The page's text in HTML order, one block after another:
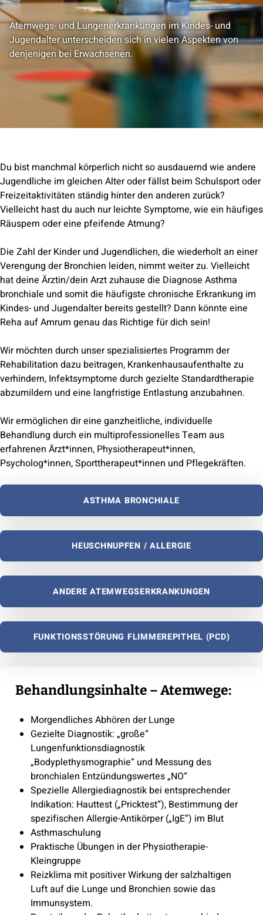
Atemwegs- und Lungenerkrankungen im Kindes- und
Jugendalter unterscheiden sich in vielen Aspekten von
denjenigen bei Erwachsenen.
Du bist manchmal körperlich nicht so ausdauernd wie andere
Jugendliche im gleichen Alter oder fällst beim Schulsport oder
Freizeitaktivitäten ständig hinter den anderen zurück?
Vielleicht hast du auch nur leichte Symptome, wie ein häufiges
Räuspern oder eine pfeifende Atmung?
Die Zahl der Kinder und Jugendlichen, die wiederholt an einer
Verengung der Bronchien leiden, nimmt weiter zu. Vielleicht
hat deine Ärztin/dein Arzt zuhause die Diagnose Asthma
bronchiale und somit die häufigste chronische Erkrankung im
Kindes- und Jugendalter bereits gestellt? Dann könnte eine
Reha auf Amrum genau das Richtige für dich sein!
Wir möchten durch unser spezialisiertes Programm der
Rehabilitation dazu beitragen, Krankenhausaufenthalte zu
verhindern, Infektsymptome durch gezielte Standardtherapie
abzumildern und eine langfristige Entlastung anzubahnen.
Wir ermöglichen dir eine ganzheitliche, individuelle
Behandlung durch ein multiprofessionelles Team aus
erfahrenen Ärzt*innen, Physiotherapeut*innen,
Psycholog*innen, Sporttherapeut*innen und Pflegekräften.
ASTHMA BRONCHIALE
HEUSCHNUPFEN / ALLERGIE
ANDERE ATEMWEGSERKRANKUNGEN
FUNKTIONSSTÖRUNG FLIMMEREPITHEL (PCD)
Behandlungsinhalte – Atemwege:
Morgendliches Abhören der Lunge
Gezielte Diagnostik: „große“
Lungenfunktionsdiagnostik
„Bodyplethysmographie“ und Messung des
bronchialen Entzündungswertes „NO“
Spezielle Allergiediagnostik bei entsprechender
Indikation: Hauttest („Pricktest“), Bestimmung der
spezifischen Allergie-Antikörper („IgE“) im Blut
Asthmaschulung
Praktische Übungen in der Physiotherapie-
Kleingruppe
Reizklima mit positiver Wirkung der salzhaltigen
Luft auf die Lunge und Bronchien sowie das
Immunsystem.